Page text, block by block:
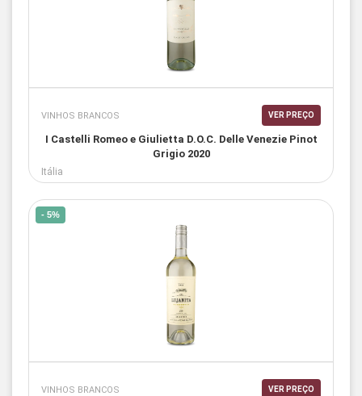
VINHOS BRANCOS VER PREÇO
I Castelli Romeo e Giulietta D.O.C. Delle Venezie Pinot
Grigio 2020
Itália
- 5%
VINHOS BRANCOS VER PREÇO